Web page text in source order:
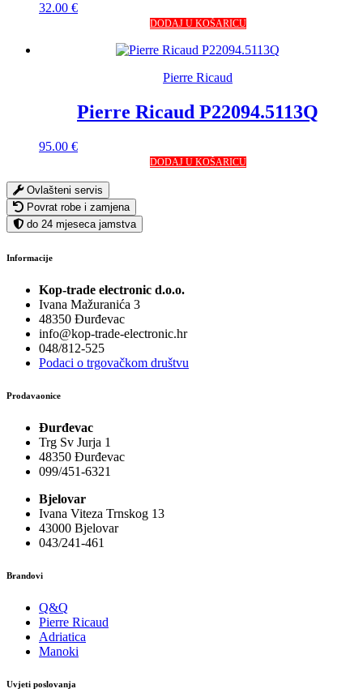
32.00 €
DODAJ U KOŠARICU
Pierre Ricaud
Pierre Ricaud P22094.5113Q
95.00 €
DODAJ U KOŠARICU
Ovlašteni servis
Povrat robe i zamjena
do 24 mjeseca jamstva
Informacije
Kop-trade electronic d.o.o.
Ivana Mažuranića 3
48350 Đurđevac
info@kop-trade-electronic.hr
048/812-525
Podaci o trgovačkom društvu
Prodavaonice
Đurđevac
Trg Sv Jurja 1
48350 Đurđevac
099/451-6321
Bjelovar
Ivana Viteza Trnskog 13
43000 Bjelovar
043/241-461
Brandovi
Q&Q
Pierre Ricaud
Adriatica
Manoki
Uvjeti poslovanja